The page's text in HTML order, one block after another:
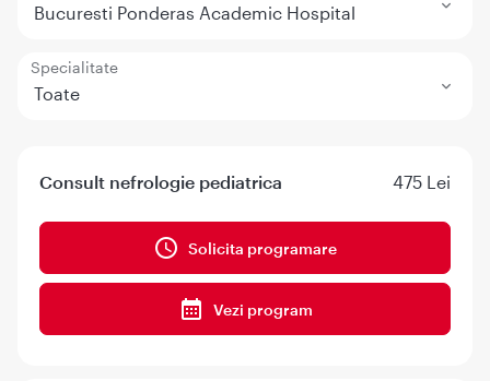
Bucuresti Ponderas Academic Hospital
Specialitate
Toate
Consult nefrologie pediatrica 475 Lei
Solicita programare
Vezi program